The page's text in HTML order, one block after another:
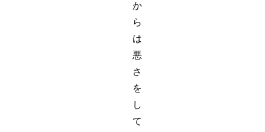
か
ら
は
悪
さ
を
し
て